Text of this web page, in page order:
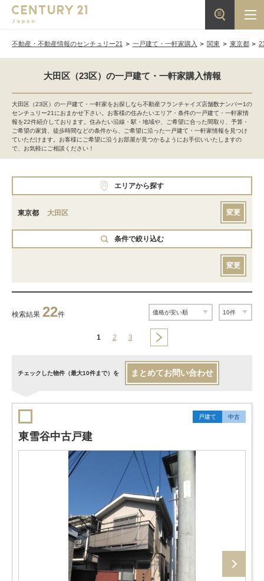
不動産・不動産情報のセンチュリー21 一戸建て・一軒家購入 関東 東京都
大田区（23区）の一戸建て・一軒家購入情報
大田区（23区）の一戸建て・一軒家をお探しなら不動産フランチャイズ店舗数ナンバー1の
センチュリー21におまかせ下さい。お客様の住みたいエリア・条件の一戸建て・一軒家情
報を22件紹介しております。住みたい沿線・駅・地域や、ご希望に合った間取り、予算・
ご希望の家賃、徒歩時間などの条件から、ご希望に沿った一戸建て・一軒家情報を見つけ
ていただけます。お客様にご希望に沿うお部屋が見つかるようにお手伝いいたしますの
で、お気軽にご相談ください！
エリアから探す
東京都 大田区 変更
条件で絞り込む
変更
検索結果 22件
1 2 3
チェックした物件（最大10件まで）を まとめてお問い合わせ
戸建て 中古
東雪谷中古戸建